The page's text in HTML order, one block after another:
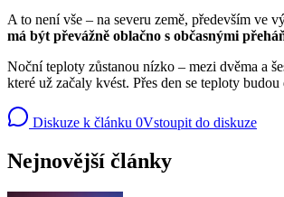
A to není vše – na severu země, především ve
má být převážně oblačno s občasnými
Noční teploty zůstanou nízko – mezi dvěma a
které už začaly kvést. Přes den se teploty
Diskuze k článku 0Vstoupit do diskuze
Nejnovější články